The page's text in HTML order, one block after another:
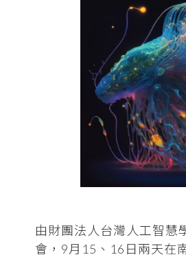
由財團法人台灣人工智慧
會，9月15、16日兩天在